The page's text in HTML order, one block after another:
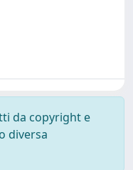
da copyright e
diversa